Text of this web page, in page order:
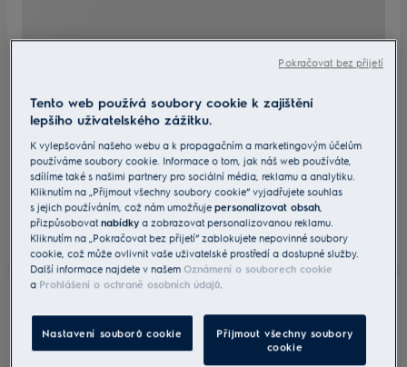
Tento web používá soubory cookie k zajištění
lepšího uživatelského zážitku.
K vylepšování našeho webu a k propagačním a marketingovým účelům
používáme soubory cookie. Informace o tom, jak náš web používáte,
sdílíme také s našimi partnery pro sociální média, reklamu a analytiku.
Kliknutím na „Přijmout všechny soubory cookie“ vyjadřujete souhlas
s jejich používáním, což nám umožňujepersonalizovat obsah,
přizpůsobovatnabídky a zobrazovat personalizovanou reklamu.
Kliknutím na „Pokračovat bez přijetí“ zablokujete nepovinné soubory
cookie, což může ovlivnit vaše uživatelské prostředí a dostupné služby.
Další informace najdete v našemOznámení o souborech cookie
a Prohlášení o ochraně osobních údajů.
Nastavení souborů cookie Přijmout všechny soubory
cookie
Pokračovat bez přijetí